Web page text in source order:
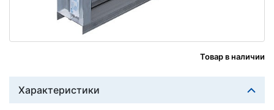
Товар в наличии
Характеристики